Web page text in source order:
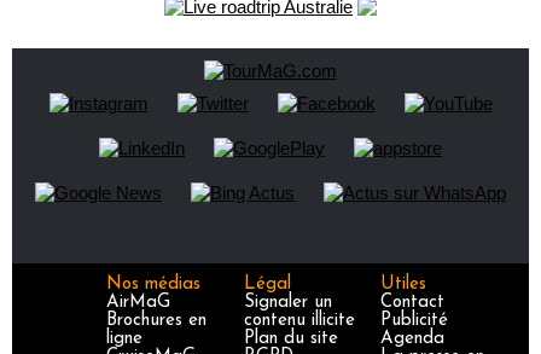
Nos médias
AirMaG
Brochures en
ligne
Légal
Signaler un
contenu illicite
Plan du site
Utiles
Contact
Publicité
Agenda